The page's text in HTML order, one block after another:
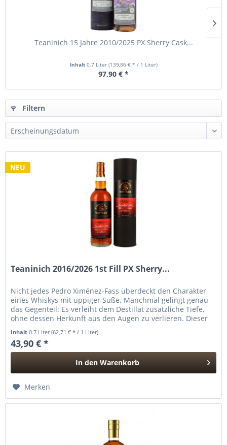
Teaninich 15 Jahre 2010/2025 PX Sherry Cask...
Inhalt 0.7 Liter (139,86 € * / 1 Liter)
97,90 € *
Filtern
NEU
Teaninich 2016/2026 1st Fill PX Sherry...
Nicht jedes Pedro Ximénez-Fass überdeckt den Charakter
eines Whiskys mit üppiger Süße. Manchmal gelingt genau
das Gegenteil: Es verleiht dem Destillat zusätzliche Tiefe,
ohne dessen Herkunft aus den Augen zu verlieren. Dieser
Inhalt0.7 Liter(62,71 € * / 1 Liter)
43,90 € *
In den Warenkorb
Merken